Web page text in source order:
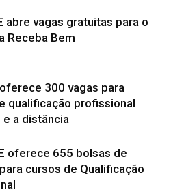
abre vagas gratuitas para o
Receba Bem
300 vagas para
qualificação profissional
a distância
oferece 655 bolsas de
cursos de Qualificação